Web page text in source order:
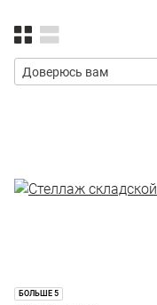
БОЛЬШЕ 5